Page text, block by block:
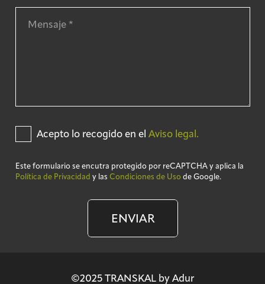
Acepto lo recogido en el Aviso legal.
Este formulario se encutra protegido por reCAPTCHA y aplica la
Política de Privacidad y las Condiciones de Uso de Google.
ENVIAR
©2025 TRANSKAL by Adur